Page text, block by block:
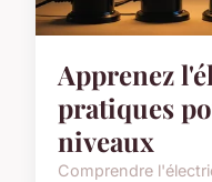
Apprenez
pratiques
niveaux
Comprendre